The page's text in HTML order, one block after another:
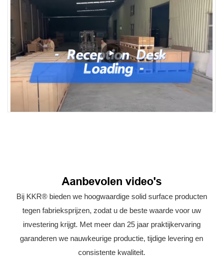
Aanbevolen video's
Bij KKR® bieden we hoogwaardige solid surface producten
tegen fabrieksprijzen, zodat u de beste waarde voor uw
investering krijgt. Met meer dan 25 jaar praktijkervaring
garanderen we nauwkeurige productie, tijdige levering en
consistente kwaliteit.